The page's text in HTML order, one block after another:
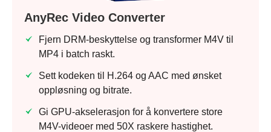
AnyRec Video Converter
Fjern DRM-beskyttelse og transformer M4V til
MP4 i batch raskt.
Sett kodeken til H.264 og AAC med ønsket
oppløsning og bitrate.
Gi GPU-akselerasjon for å konvertere store
M4V-videoer med 50X raskere hastighet.